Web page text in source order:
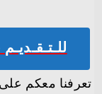
تعرفنا معكم